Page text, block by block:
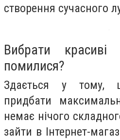
створення сучасного
Вибрати
помилися?
Здається у тому,
придбати
немає нічого
зайти в Інтернет-